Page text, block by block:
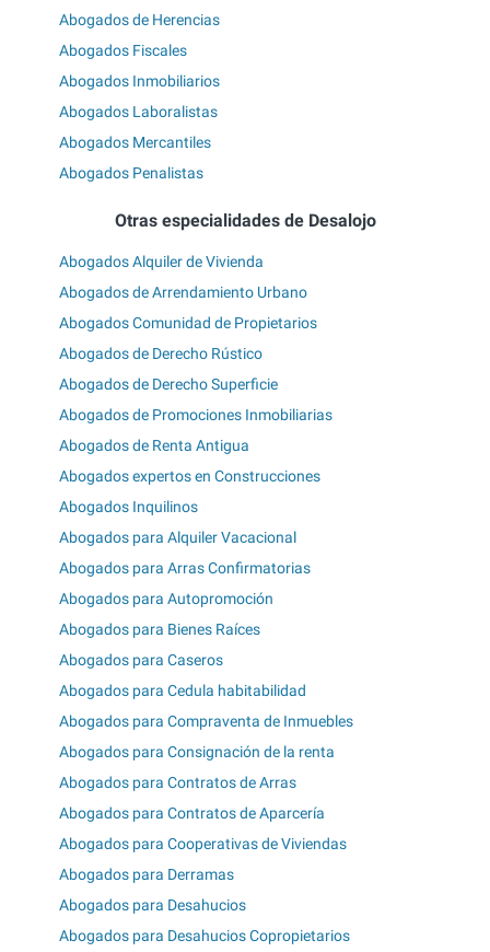
Abogados de Herencias
Abogados Fiscales
Abogados Inmobiliarios
Abogados Laboralistas
Abogados Mercantiles
Abogados Penalistas
Otras especialidades de Desalojo
Abogados Alquiler de Vivienda
Abogados de Arrendamiento Urbano
Abogados Comunidad de Propietarios
Abogados de Derecho Rústico
Abogados de Derecho Superficie
Abogados de Promociones Inmobiliarias
Abogados de Renta Antigua
Abogados expertos en Construcciones
Abogados Inquilinos
Abogados para Alquiler Vacacional
Abogados para Arras Confirmatorias
Abogados para Autopromoción
Abogados para Bienes Raíces
Abogados para Caseros
Abogados para Cedula habitabilidad
Abogados para Compraventa de Inmuebles
Abogados para Consignación de la renta
Abogados para Contratos de Arras
Abogados para Contratos de Aparcería
Abogados para Cooperativas de Viviendas
Abogados para Derramas
Abogados para Desahucios
Abogados para Desahucios Copropietarios